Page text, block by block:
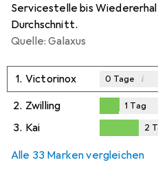
Servicestelle bis
Durchschnitt.
Quelle: Galaxus
1. Victorinox 0 Tage i
2. Zwilling
Tag
1 Tag
3. Kai 2
Alle 33 Marken vergleichen